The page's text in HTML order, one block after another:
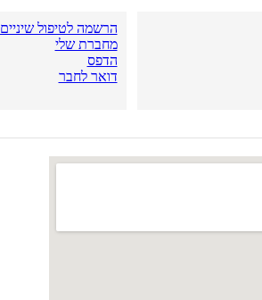
הרשמה לטיפול שיניים
מחברת שלי
הדפס
דואר לחבר